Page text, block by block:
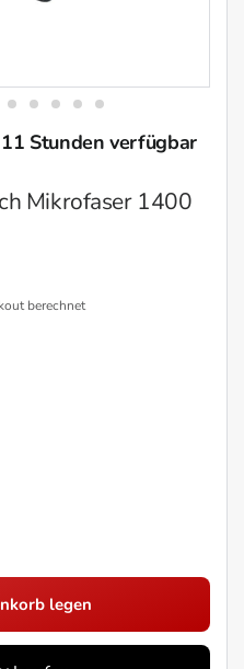
Stunden verfügbar
Mikrofaser 1400
berechnet
legen